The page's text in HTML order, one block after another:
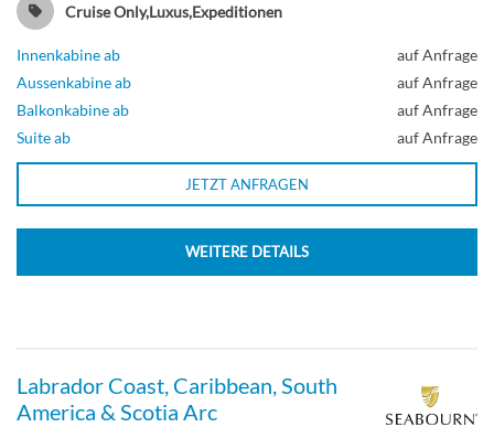
Cruise Only,Luxus,Expeditionen
Innenkabine ab
auf Anfrage
Aussenkabine ab
auf Anfrage
Balkonkabine ab
auf Anfrage
Suite ab
auf Anfrage
JETZT ANFRAGEN
WEITERE DETAILS
Labrador Coast, Caribbean, South
America & Scotia Arc